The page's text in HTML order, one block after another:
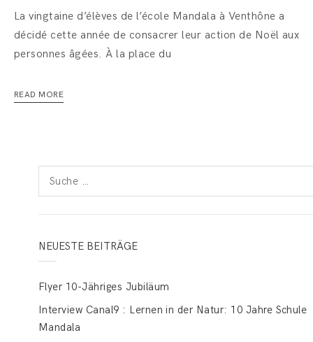
La vingtaine d’élèves de l’école Mandala à Venthône a
décidé cette année de consacrer leur action de Noël aux
personnes âgées. À la place du
READ MORE
NEUESTE BEITRÄGE
Flyer 10-Jähriges Jubiläum
Interview Canal9 : Lernen in der Natur: 10 Jahre Schule
Mandala